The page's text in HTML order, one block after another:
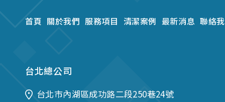
首頁 關於我們 服務項目 清潔案例 最新消息 聯絡
台北總公司
台北市內湖區成功路二段250巷24號